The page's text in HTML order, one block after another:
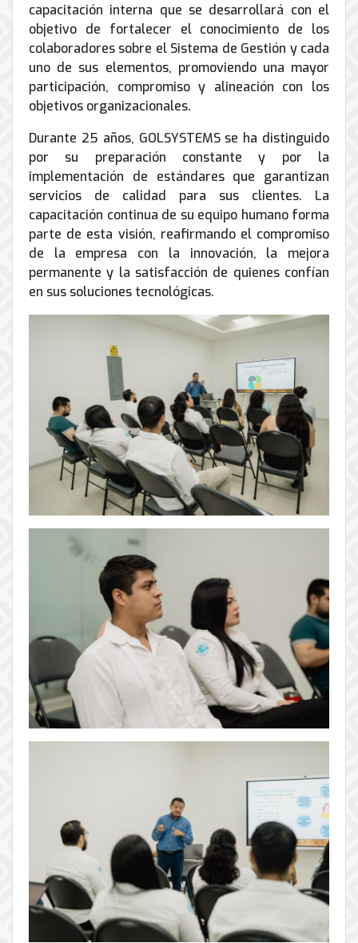
capacitación interna que se desarrollará con el
objetivo de fortalecer el conocimiento de los
colaboradores sobre el Sistema de Gestión y cada
uno de sus elementos, promoviendo una mayor
participación, compromiso y alineación con los
objetivos organizacionales.
Durante 25 años, GOLSYSTEMS se ha distinguido
por su preparación constante y por la
implementación de estándares que garantizan
servicios de calidad para sus clientes. La
capacitación continua de su equipo humano forma
parte de esta visión, reafirmando el compromiso
de la empresa con la innovación, la mejora
permanente y la satisfacción de quienes confían
en sus soluciones tecnológicas.